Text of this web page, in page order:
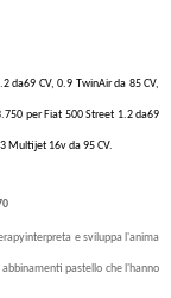
da69 CV, 0.9 TwinAir da 85 CV,
per Fiat 500 Street 1.2 da69
Multijet 16v da 95 CV.
e sviluppa l'anima
pastello che l'hanno